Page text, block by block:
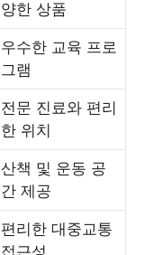
양한 상품
우수한 교육 프로
그램
전문 진료와 편리
한 위치
산책 및 운동 공
간 제공
편리한 대중교통
접근성